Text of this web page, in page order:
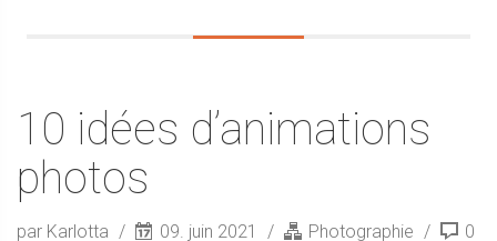
10 idées d’animations
photos
par Karlotta 09. juin 2021 Photographie 0